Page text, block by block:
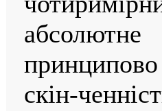
скін-